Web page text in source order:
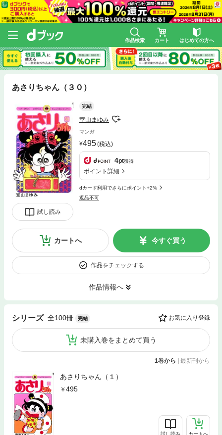
作品検索 カート はじめての方へ
あさりちゃん（３０）
試し読み
完結
室山まゆみ
マンガ
495(税込)
4pt獲得
ポイント詳細
dカード利用でさらにポイント+2%
返品不可
カートへ 今すぐ買う
作品をチェックする
作品情報へ
シリーズ 全100冊 完結 お気に入り登録
未購入巻をまとめて買う
1巻から 最新刊から
あさりちゃん（１）
495
試し読み カートへ